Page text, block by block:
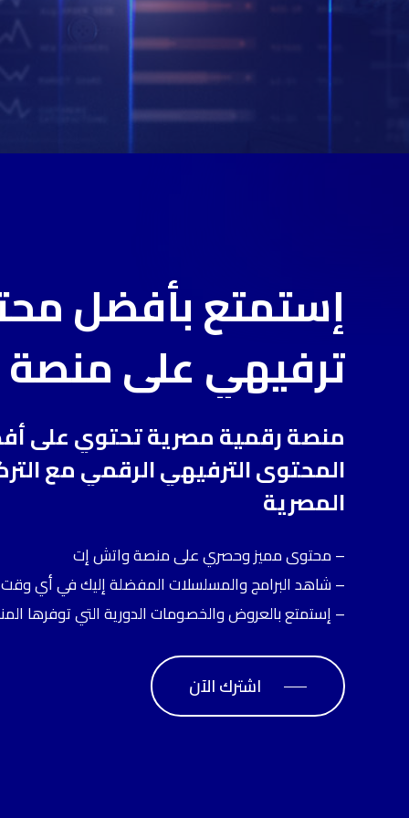
إستمتعبأفضل
ترفيهيعلىمنصة
منصةرقميةمصريةتحتويعلى
المحتوىالترفيهيالرقميمع
المصرية
– محتوى مميز وحصري على منصة واتش إت
– شاهد البرامج والمسلسلات المفضلة إليك في أي
– إستمتع بالعروض والخصومات الدورية التي توفرها
اشترك الآن